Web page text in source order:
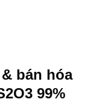
bán hóa
99%